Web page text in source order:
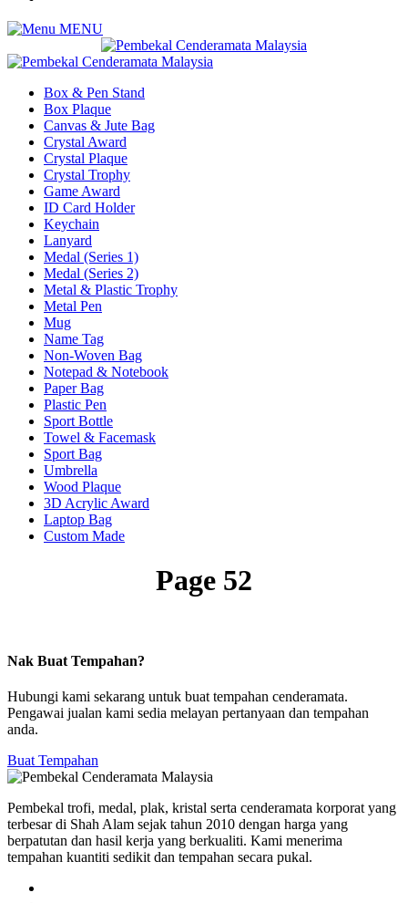
MENU
Box & Pen Stand
Box Plaque
Canvas & Jute Bag
Crystal Award
Crystal Plaque
Crystal Trophy
Game Award
ID Card Holder
Keychain
Lanyard
Medal (Series 1)
Medal (Series 2)
Metal & Plastic Trophy
Metal Pen
Mug
Name Tag
Non-Woven Bag
Notepad & Notebook
Paper Bag
Plastic Pen
Sport Bottle
Towel & Facemask
Sport Bag
Umbrella
Wood Plaque
3D Acrylic Award
Laptop Bag
Custom Made
Page 52
Nak Buat Tempahan?
Hubungi kami sekarang untuk buat tempahan cenderamata.
Pengawai jualan kami sedia melayan pertanyaan dan tempahan
anda.
Buat Tempahan
Pembekal trofi, medal, plak, kristal serta cenderamata korporat yang
terbesar di Shah Alam sejak tahun 2010 dengan harga yang
berpatutan dan hasil kerja yang berkualiti. Kami menerima
tempahan kuantiti sedikit dan tempahan secara pukal.